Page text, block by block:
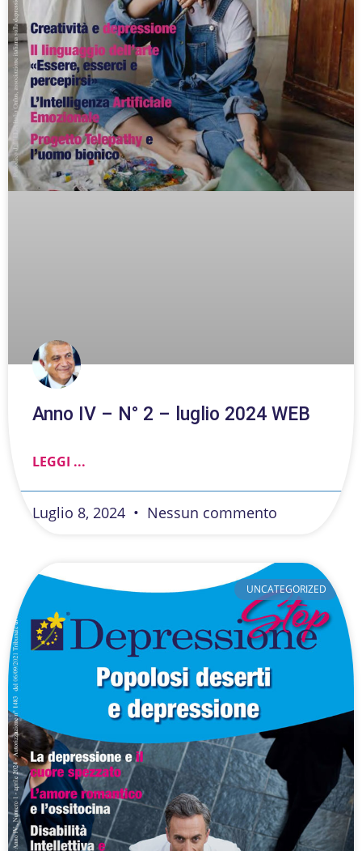
Anno IV – N° 2 – luglio 2024 WEB
LEGGI ...
Luglio 8, 2024 Nessun commento
UNCATEGORIZED